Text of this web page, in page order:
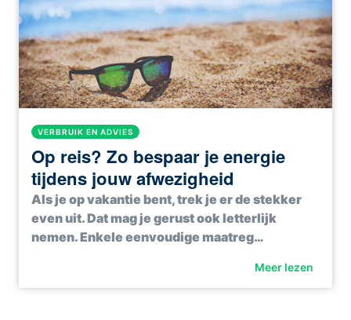
VERBRUIK EN ADVIES
Op reis? Zo bespaar je energie
tijdens jouw afwezigheid
Als je op vakantie bent, trek je er de stekker
even uit. Dat mag je gerust ook letterlijk
nemen. Enkele eenvoudige maatreg…
Meer lezen